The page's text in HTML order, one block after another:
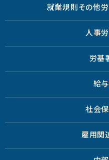
就業規則その他
人事
労基
給
社会
雇用関